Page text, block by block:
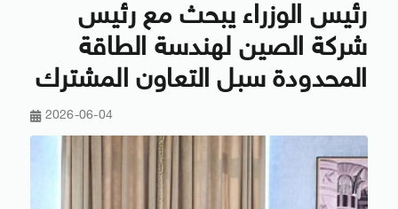
رئيس الوزراء يبحث مع رئيس
شركة الصين لهندسة الطاقة
المحدودة سبل التعاون المشترك
2026-06-04